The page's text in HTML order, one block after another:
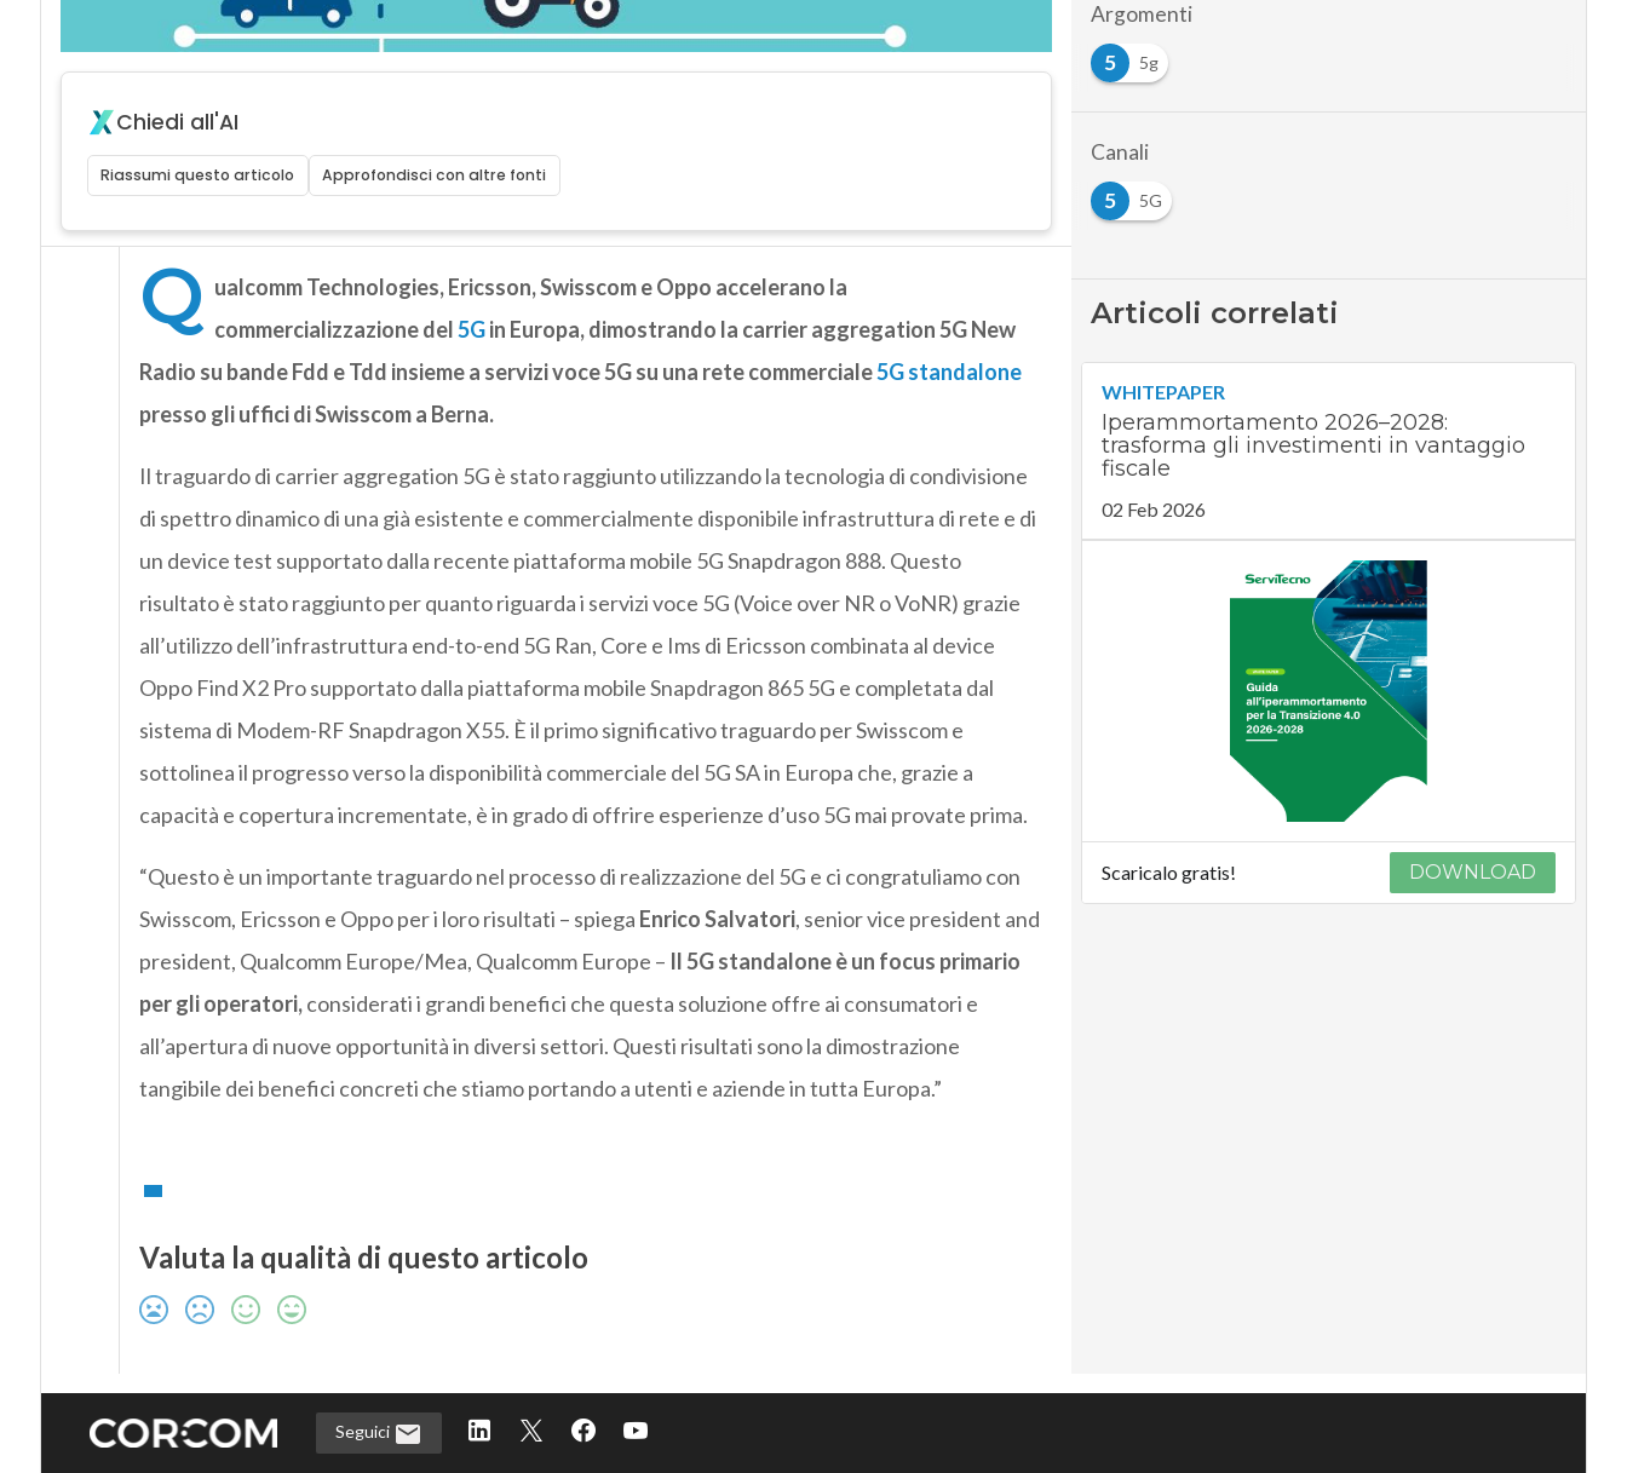
Chiedi all'AI
Riassumi questo articolo Approfondisci con altre fonti
Q ualcomm Technologies, Ericsson, Swisscom e Oppo accelerano la
commercializzazione del5Gin Europa, dimostrando la carrier aggregation 5G New
Radio su bande Fdd e Tdd insieme a servizi voce 5G su una rete commerciale5G standalone
presso gli uffici di Swisscom a Berna.
Il traguardo di carrier aggregation 5G è stato raggiunto utilizzando la tecnologia di condivisione
di spettro dinamico di una già esistente e commercialmente disponibile infrastruttura di rete e di
un device test supportato dalla recente piattaforma mobile 5G Snapdragon 888. Questo
risultato è stato raggiunto per quanto riguarda i servizi voce 5G (Voice over NR o VoNR) grazie
all’utilizzo dell’infrastruttura end-to-end 5G Ran, Core e Ims di Ericsson combinata al device
Oppo Find X2 Pro supportato dalla piattaforma mobile Snapdragon 865 5G e completata dal
sistema di Modem-RF Snapdragon X55. È il primo significativo traguardo per Swisscom e
sottolinea il progresso verso la disponibilità commerciale del 5G SA in Europa che, grazie a
capacità e copertura incrementate, è in grado di offrire esperienze d’uso 5G mai provate prima.
“Questo è un importante traguardo nel processo di realizzazione del 5G e ci congratuliamo con
Swisscom, Ericsson e Oppo per i loro risultati – spiega Enrico Salvatori, senior vice president and
president, Qualcomm Europe/Mea, Qualcomm Europe – Il 5G standalone è un focus primario
per gli operatori,considerati i grandi benefici che questa soluzione offre ai consumatori e
all’apertura di nuove opportunità in diversi settori. Questi risultati sono la dimostrazione
tangibile dei benefici concreti che stiamo portando a utenti e aziende in tutta Europa.”
Valuta la qualità di questo articolo
Argomenti
5
5g
Canali
5
5G
Articoli correlati
WHITEPAPER
Iperammortamento 2026–2028:
trasforma gli investimenti in vantaggio
fiscale
02 Feb 2026
Scaricalo gratis! DOWNLOAD
Seguici